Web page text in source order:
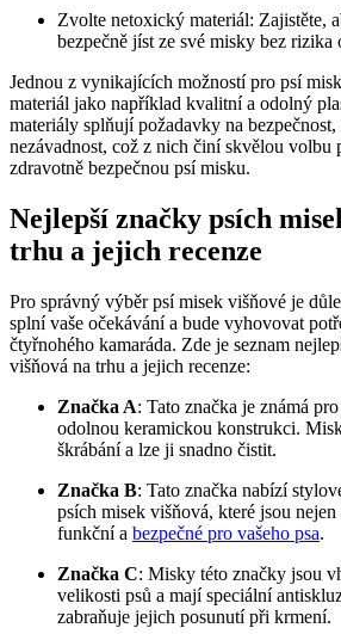
Zvolte netoxický materiál: Zajistěte,
bezpečně jíst ze své misky bez rizika
Jednou z vynikajících možností pro psí
materiál jako například kvalitní a odolný
materiály splňují požadavky na
nezávadnost, což z nich činí skvělou volbu
zdravotně bezpečnou psí misku.
Nejlepší značky psích
trhu a jejich recenze
Pro správný výběr psí misek višňové je
splní vaše očekávání a bude vyhovovat
čtyřnohého kamaráda. Zde je seznam
višňová na trhu a jejich recenze:
Značka A: Tato značka je známá
odolnou keramickou konstrukci.
škrábání a lze ji snadno čistit.
Značka B: Tato značka nabízí
psích misek višňová, které jsou
funkční a bezpečné pro vašeho psa.
Značka C: Misky této značky jsou
velikosti psů a mají speciální
zabraňuje jejich posunutí při krmení.